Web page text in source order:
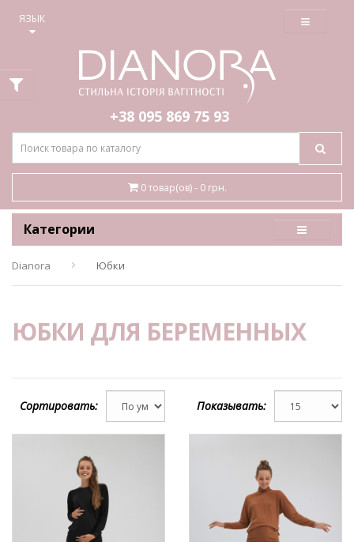
ЯЗЫК ≡
+38 095 869 75 93
0 товар(ов) - 0 грн.
Категории
Dianora Юбки
ЮБКИ ДЛЯ БЕРЕМЕННЫХ
Сортировать: Показывать: